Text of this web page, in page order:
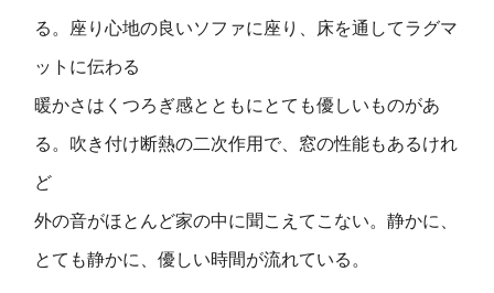
る。座り心地の良いソファに座り、床を通してラグマ
ットに伝わる
暖かさはくつろぎ感とともにとても優しいものがあ
る。吹き付け断熱の二次作用で、窓の性能もあるけれ
ど
外の音がほとんど家の中に聞こえてこない。静かに、
とても静かに、優しい時間が流れている。